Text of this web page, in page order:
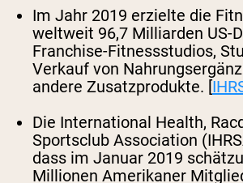
Im Jahr 2019 erzielte die
weltweit 96,7 Milliarden US-
Franchise-Fitnessstudios,
Verkauf von
andere Zusatzprodukte. [
Die International Health,
Sportsclub Association
dass im Januar 2019
Millionen Amerikaner